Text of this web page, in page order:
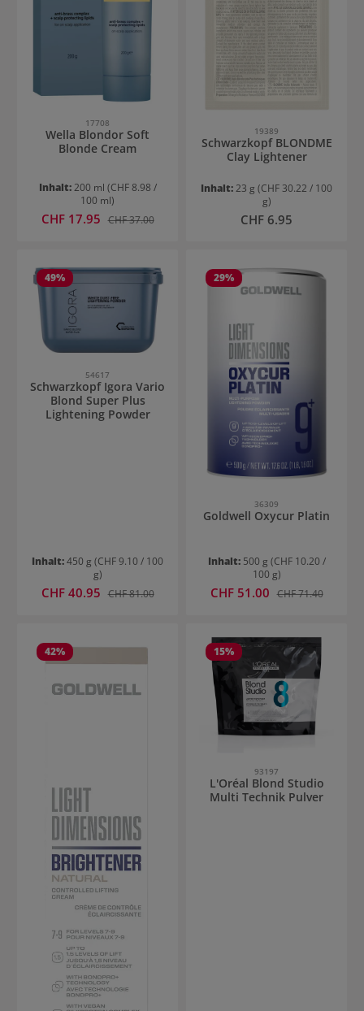
17708
Wella Blondor Soft
Blonde Cream
Inhalt:200 ml (CHF 8.98 /
100 ml)
Verkaufspreis:
CHF 17.95 Regulärer Preis:
CHF 37.00
19389
Schwarzkopf BLONDME
Clay Lightener
Inhalt:23 g (CHF 30.22 / 100
g)
Regulärer Preis:
CHF 6.95
49%
54617
Schwarzkopf Igora Vario
Blond Super Plus
Lightening Powder
Inhalt:450 g (CHF 9.10 / 100
g)
Verkaufspreis:
CHF 40.95 Regulärer Preis:
CHF 81.00
29%
36309
Goldwell Oxycur Platin
Inhalt: 500 g (CHF 10.20 /
100 g)
Verkaufspreis:
CHF 51.00 Regulärer Preis:
CHF 71.40
42% 15%
93197
L'Oréal Blond Studio
Multi Technik Pulver